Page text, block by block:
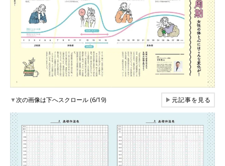
▼次の画像は下へスクロール (6/19) ▶元記事を見る